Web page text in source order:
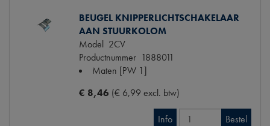
BEUGEL KNIPPERLICHTSCHAKELAAR
AAN STUURKOLOM
Model 2CV
Productnummer 1888011
Maten [PW 1]
€ 8,46 (€ 6,99 excl. btw)
Info Bestel